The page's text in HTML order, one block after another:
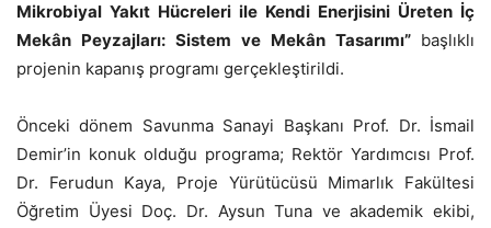
Mikrobiyal Yakıt Hücreleri ile Kendi Enerjisini Üreten İç
Mekân Peyzajları: Sistem ve Mekân Tasarımı” başlıklı
projenin kapanış programı gerçekleştirildi.
Önceki dönem Savunma Sanayi Başkanı Prof. Dr. İsmail
Demir’in konuk olduğu programa; Rektör Yardımcısı Prof.
Dr. Ferudun Kaya, Proje Yürütücüsü Mimarlık Fakültesi
Öğretim Üyesi Doç. Dr. Aysun Tuna ve akademik ekibi,